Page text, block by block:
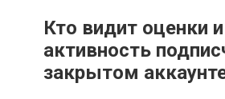
Кто видит оценки
активность
закрытом